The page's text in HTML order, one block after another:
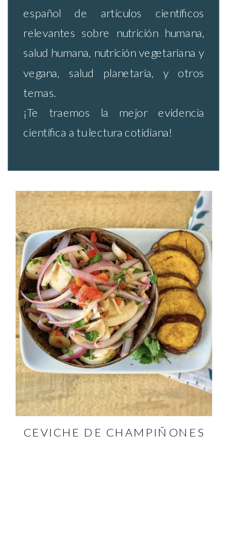
español de artículos científicos
relevantes sobre nutrición humana,
salud humana, nutrición vegetariana y
vegana, salud planetaria, y otros
temas.
¡Te traemos la mejor evidencia
científica a tu lectura cotidiana!
CEVICHE DE CHAMPIÑONES